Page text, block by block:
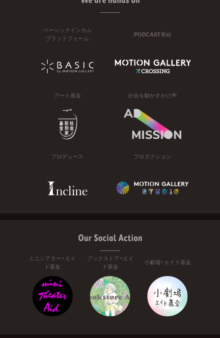
ベーシックインカム
プラットフォーム
PODCAST番組
アート基金 社会を動かすかけ声
プロデュース プロダクション
Our Social Action
ミニシアター・エイ
ド基金
ブックストア・エイ
ド基金
小劇場・エイド基金